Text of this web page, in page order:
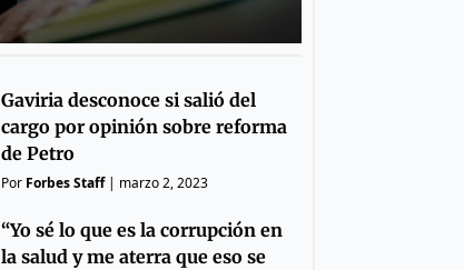
Gaviria desconoce si salió del
cargo por opinión sobre reforma
de Petro
Por Forbes Staff| marzo 2, 2023
“Yo sé lo que es la corrupción en
la salud y me aterra que eso se